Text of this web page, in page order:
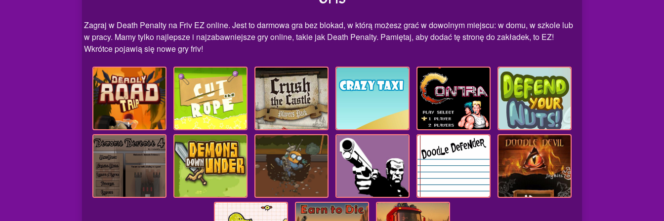
Zagraj w Death Penalty na Friv EZ online. Jest to darmowa gra bez blokad, w którą możesz grać w dowolnym miejscu: w domu, w szkole lub
w pracy. Mamy tylko najlepsze i najzabawniejsze gry online, takie jak Death Penalty. Pamiętaj, aby dodać tę stronę do zakładek, to EZ!
Wkrótce pojawią się nowe gry friv!